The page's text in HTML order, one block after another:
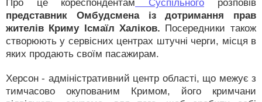
Про це кореспондентам Суспільного розповів
представник Омбудсмена із дотримання прав
жителів Криму Ісмаїл Халіков. Посередники також
створюють у сервісних центрах штучні черги, місця в
яких продають своїм пасажирам.
Херсон - адміністративний центр області, що межує з
тимчасово окупованим Кримом, його кримчани